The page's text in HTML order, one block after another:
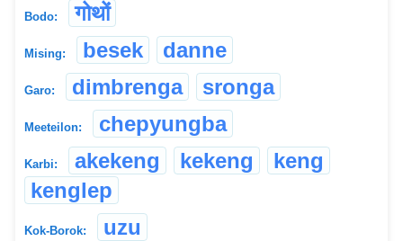
Bodo: गोथों
Mising: besek danne
Garo: dimbrenga sronga
Meeteilon: chepyungba
Karbi: akekeng kekeng
keng
kenglep
Kok-Borok: uzu